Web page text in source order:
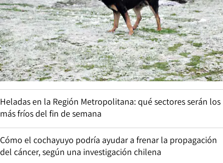
Heladas en la Región Metropolitana: qué sectores serán los
más fríos del fin de semana
Cómo el cochayuyo podría ayudar a frenar la propagación
del cáncer, según una investigación chilena